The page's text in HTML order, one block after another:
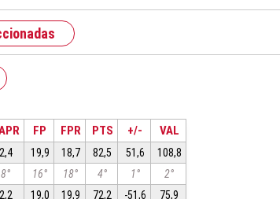
FP FPR PTS +/- VAL
2,4 19,9 18,7 82,5 51,6
108,8
8° 16° 18° 4° 1°
2°
2,2 19,0 19,9 72,2 -51,6
75,9